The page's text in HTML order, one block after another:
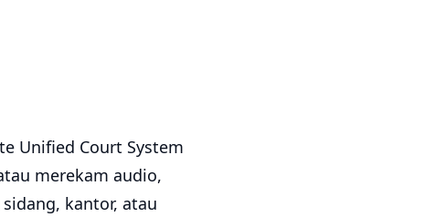
Unified Court System
merekam audio,
kantor, atau